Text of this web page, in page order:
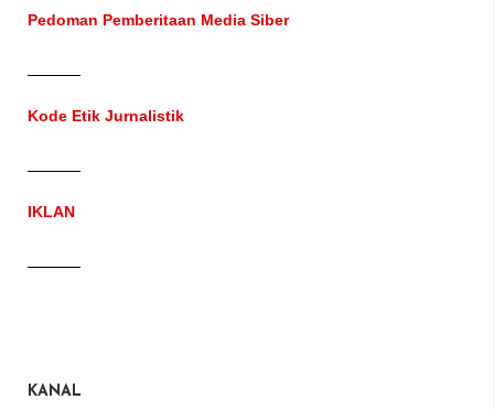
Pedoman Pemberitaan Media Siber
Kode Etik Jurnalistik
IKLAN
KANAL